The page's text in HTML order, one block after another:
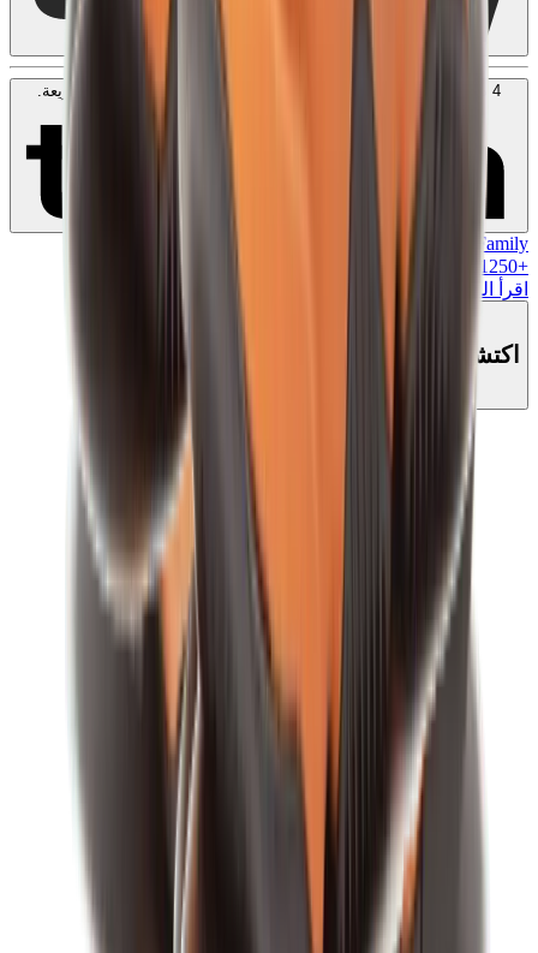
4 دفعات بدون فوائد بقيمة
. بدون رسوم. متوافق مع الشريعة.
MK Family
+
1250
اقرأ المزيد
اكتشف هذا المنتج